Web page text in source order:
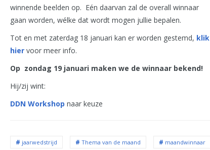
winnende beelden op. Eén daarvan zal de overall winnaar
gaan worden, wélke dat wordt mogen jullie bepalen.
Tot en met zaterdag 18 januari kan er worden gestemd, klik
hier voor meer info.
Op zondag 19 januari maken we de winnaar bekend!
Hij/zij wint:
DDN Workshop naar keuze
jaarwedstrijd Thema van de maand maandwinnaar